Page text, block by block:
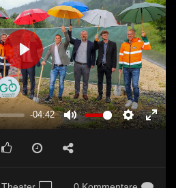
-04:42
MUTE SETTINGS
PLAY